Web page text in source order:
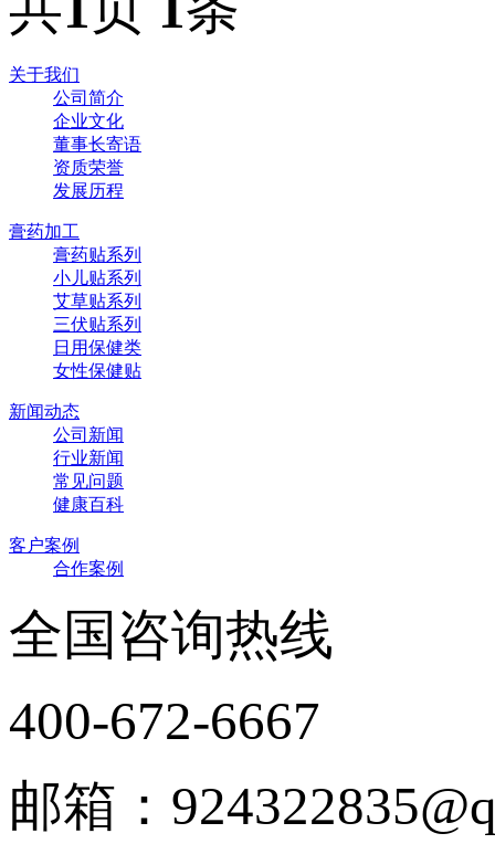
关于我们
公司简介
企业文化
董事长寄语
资质荣誉
发展历程
膏药加工
膏药贴系列
小儿贴系列
艾草贴系列
三伏贴系列
日用保健类
女性保健贴
新闻动态
公司新闻
行业新闻
常见问题
健康百科
客户案例
合作案例
全国咨询热线
400-672-6667
邮箱：